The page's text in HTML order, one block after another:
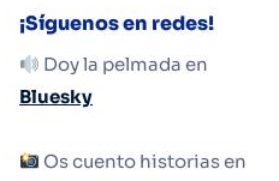
¡Síguenos en redes!
Doy la pelmada en
Bluesky
Os cuento historias en